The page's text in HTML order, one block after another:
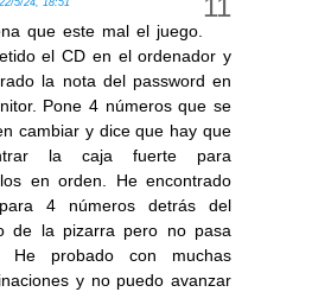
22/5/24, 18:51
que este mal el juego.
el CD en el ordenador y
la nota del password en
Pone 4 números que se
cambiar y dice que hay que
la caja fuerte para
en orden. He encontrado
4 números detrás del
de la pizarra pero no pasa
He probado con muchas
y no puedo avanzar